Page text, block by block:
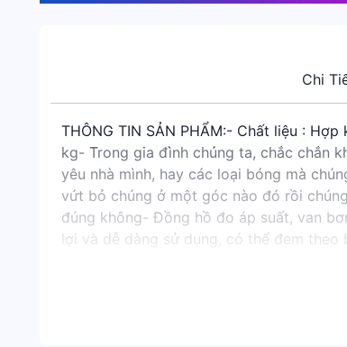
Chi
THÔNG TIN SẢN PHẨM:- Chất liệu :
kg- Trong gia đình chúng ta, chắc chắn
yêu nhà mình, hay các loại bóng mà
vứt bỏ chúng ở một góc nào đó rồi
đúng không- Đồng hồ đo áp suất, van
lợi và dễ dàng sử dụng, có thể đem